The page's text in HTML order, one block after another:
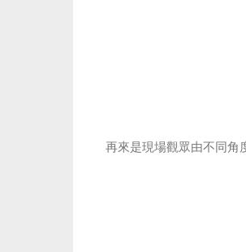
再來是現場觀眾由不同角